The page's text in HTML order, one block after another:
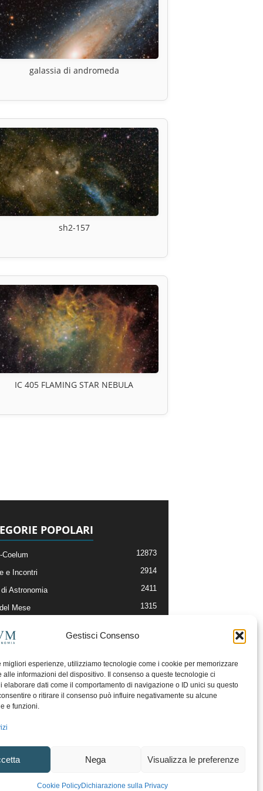
Gestisci Consenso
migliori esperienze, utilizziamo tecnologie come i cookie per memorizzare
alle informazioni del dispositivo. Il consenso a queste tecnologie ci
elaborare dati come il comportamento di navigazione o ID unici su questo
o ritirare il consenso può influire negativamente su alcune
e funzioni.
Nega Visualizza le preferenze
Cookie PolicyDichiarazione sulla Privacy
galassia di andromeda
sh2-157
IC 405 FLAMING STAR NEBULA
POPOLARI
Coelum 12873
e Incontri 2914
Astronomia 2411
Mese 1315
e Risorse On-Line
della Redazione